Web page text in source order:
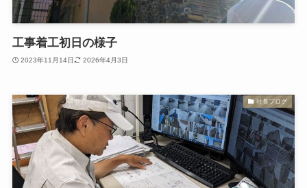
工事着工初日の様子
2023年11月14日 2026年4月3日
社長ブログ